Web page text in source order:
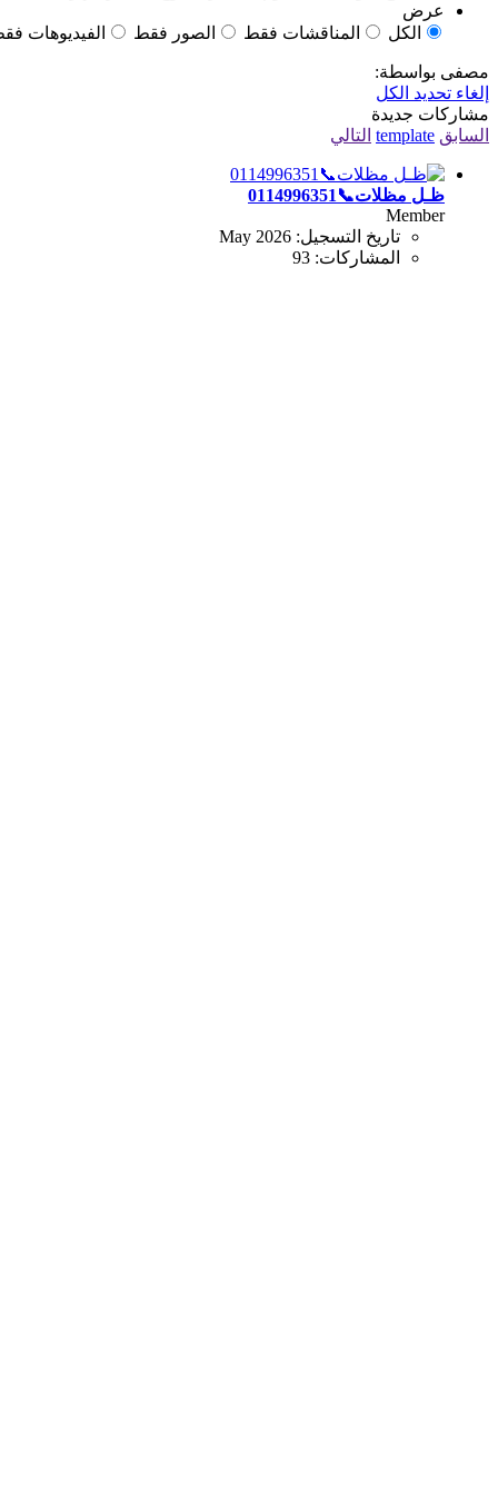
عرض
الكل
المناقشات فقط الصور فقط الفيديوهات
مصفى بواسطة:
إلغاء تحديد الكل
مشاركات جديدة
السابق template التالي
ظـل مظلات📞0114996351
Member
تاريخ التسجيل: May 2026
المشاركات: 93